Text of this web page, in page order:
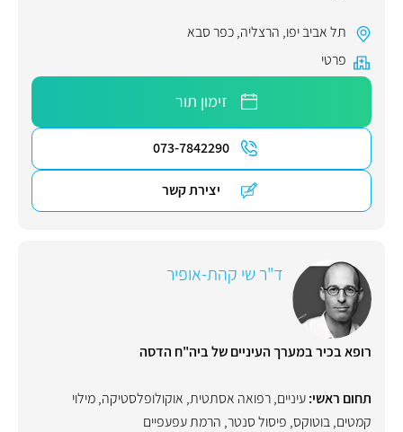
תל אביב יפו, הרצליה,כפר סבא
פרטי
זימון תור
073-7842290
יצירת קשר
ד"ר שי קהת-אופיר
רופא בכיר במערך העיניים של ביה"ח הדסה
תחום ראשי:עיניים,רפואה אסתטית, אוקולופלסטיקה,מילוי
קמטים,בוטוקס, פיסול סנטר, הרמת עפעפיים